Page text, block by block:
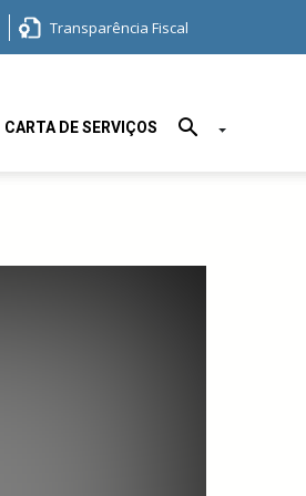
Transparência Fiscal
CARTA DE SERVIÇOS